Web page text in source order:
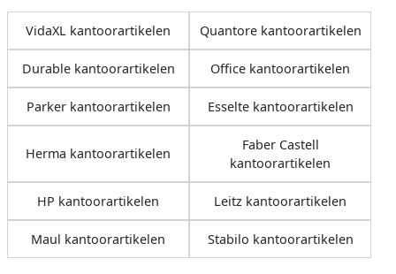
VidaXL kantoorartikelen Quantore kantoorartikelen
Durable kantoorartikelen Office kantoorartikelen
Parker kantoorartikelen Esselte kantoorartikelen
Herma kantoorartikelen
Faber Castell
kantoorartikelen
HP kantoorartikelen Leitz kantoorartikelen
Maul kantoorartikelen Stabilo kantoorartikelen